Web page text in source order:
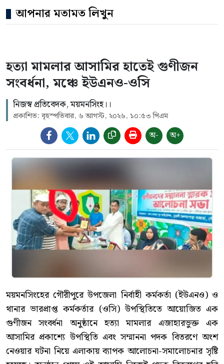
আপনার মতামত লিখুন
হত্যা মামলার আসামির হাতেই গুণীজন
সংবর্ধনা, মঞ্চে ইউএনও-ওসি
নিজস্ব প্রতিবেদক, ময়মনসিংহ।।
প্রকাশিত: বৃহস্পতিবার, ৬ আগস্ট, ২০২৬, ১০:৫৩ পিএম
অ- অ+
ময়মনসিংহের গৌরীপুরে উপজেলা নির্বাহী কর্মকর্তা (ইউএনও) ও
থানার ভারপ্রাপ্ত কর্মকর্তার (ওসি) উপস্থিতিতে আয়োজিত এক
গুণীজন সংবর্ধনা অনুষ্ঠানে হত্যা মামলার এজাহারভুক্ত এক
আসামির প্রকাশ্যে উপস্থিতি এবং সম্মাননা পদক বিতরণে অংশ
নেওয়ার ঘটনা নিয়ে এলাকায় ব্যাপক আলোচনা-সমালোচনার সৃষ্টি